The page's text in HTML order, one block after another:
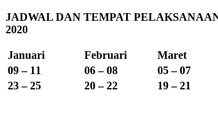
JADWAL DAN TEMPAT
2020
Januari Februari Maret
09 – 11
06 – 08 05 – 07
23 – 25
20 – 22 19 – 21